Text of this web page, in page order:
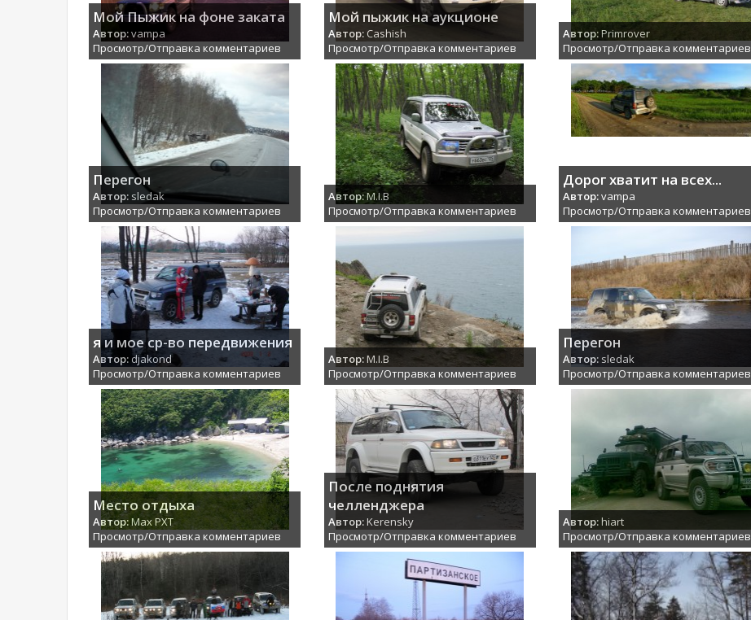
Мой Пыжик на фоне заката
Автор:vampa
Просмотр/Отправка комментариев
Мой пыжик на аукционе
Автор: Cashish
Просмотр/Отправка комментариев
Автор:Primrover
Просмотр/Отправка комментариев
Перегон
Автор: sledak
Просмотр/Отправка комментариев
Автор:M.I.B
Просмотр/Отправка комментариев
Дорог хватит на всех...
Автор:vampa
Просмотр/Отправка комментариев
я и мое ср-во передвижения
Автор: djakond
Просмотр/Отправка комментариев
Автор:M.I.B
Просмотр/Отправка комментариев
Перегон
Автор: sledak
Просмотр/Отправка комментариев
Место отдыха
Автор:Max PXT
Просмотр/Отправка комментариев
После поднятия
челленджера
Автор:Kerensky
Просмотр/Отправка комментариев
Автор:hiart
Просмотр/Отправка комментариев